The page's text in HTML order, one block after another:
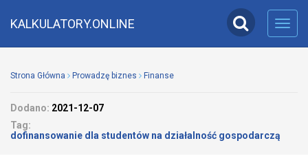
KALKULATORY.ONLINE
Strona Główna Prowadzę biznes Finanse
Dodano: 2021-12-07
Tag:
dofinansowanie dla studentów na działalność gospodarczą